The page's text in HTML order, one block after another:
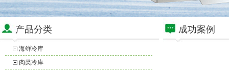
产品分类
海鲜冷库
肉类冷库
成功案例